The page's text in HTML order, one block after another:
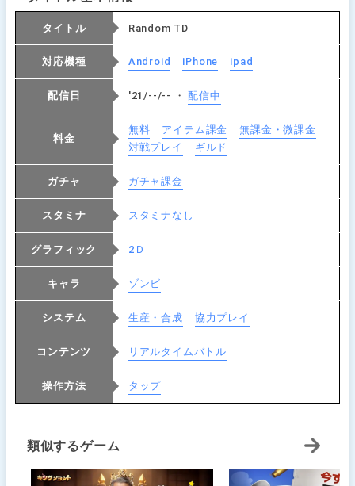
タイトル Random TD
対応機種 Android iPhone ipad
配信日 '21/--/-- ・配信中
料金
無料 アイテム課金
無課金・微課金
対戦プレイ
ギルド
ガチャ ガチャ課金
スタミナ スタミナなし
グラフィック 2Ｄ
キャラ ゾンビ
システム 生産・合成 協力プレイ
コンテンツ リアルタイムバトル
操作方法 タップ
類似するゲーム